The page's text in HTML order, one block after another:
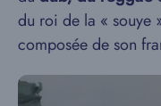
du roi de la « souye
composée de son